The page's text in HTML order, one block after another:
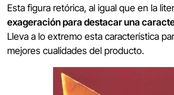
Esta figura retórica, al igual que en la
exageración para destacar una
Lleva a lo extremo esta característica
mejores cualidades del producto.